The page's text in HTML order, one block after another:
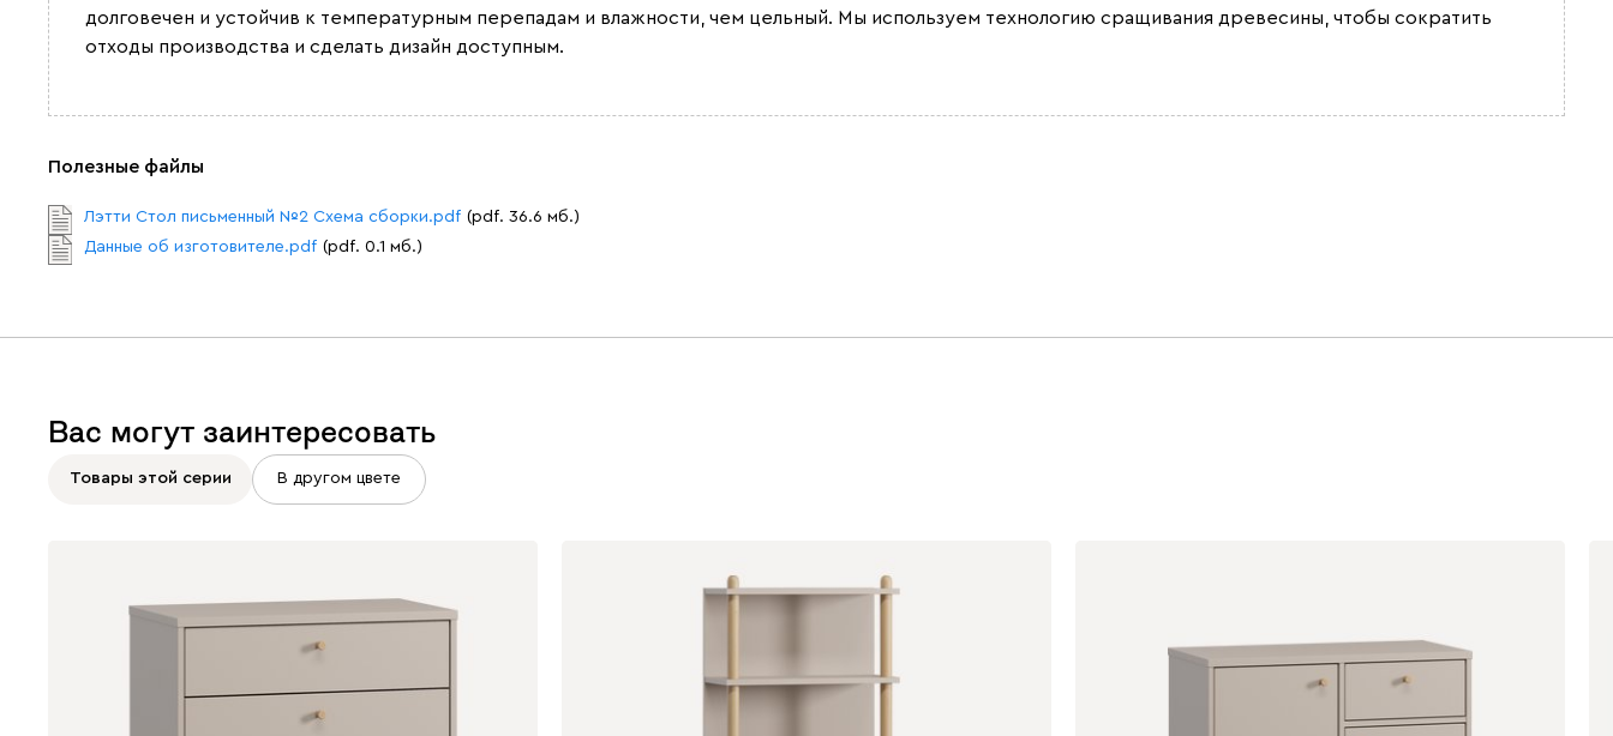
долговечен и устойчив к температурным перепадам и влажности, чем цельный. Мы используем технологию сращивания древесины, чтобы сократить
отходы производства и сделать дизайн доступным.
Полезные файлы
Лэтти Стол письменный №2 Схема сборки.pdf (pdf. 36.6 мб.)
Данные об изготовителе.pdf (pdf. 0.1 мб.)
Вас могут заинтересовать
Товары этой серии В другом цвете